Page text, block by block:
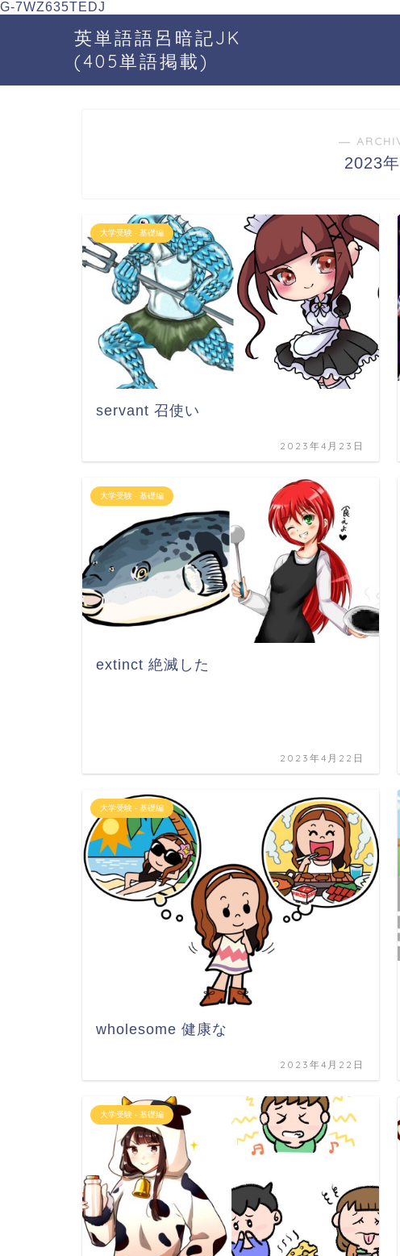
G-7WZ635TEDJ
英単語語呂暗記JK
(405単語掲載)
―
2023
大学受験 - 基礎編
servant 召使い
2023年4月23日
大学受験 - 基礎編
extinct 絶滅した
2023年4月22日
大学受験 - 基礎編
wholesome 健康な
2023年4月22日
大学受験 - 基礎編